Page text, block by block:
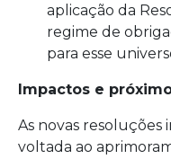
aplicação da
regime de
para esse
Impactos e
As novas resoluções
voltada ao